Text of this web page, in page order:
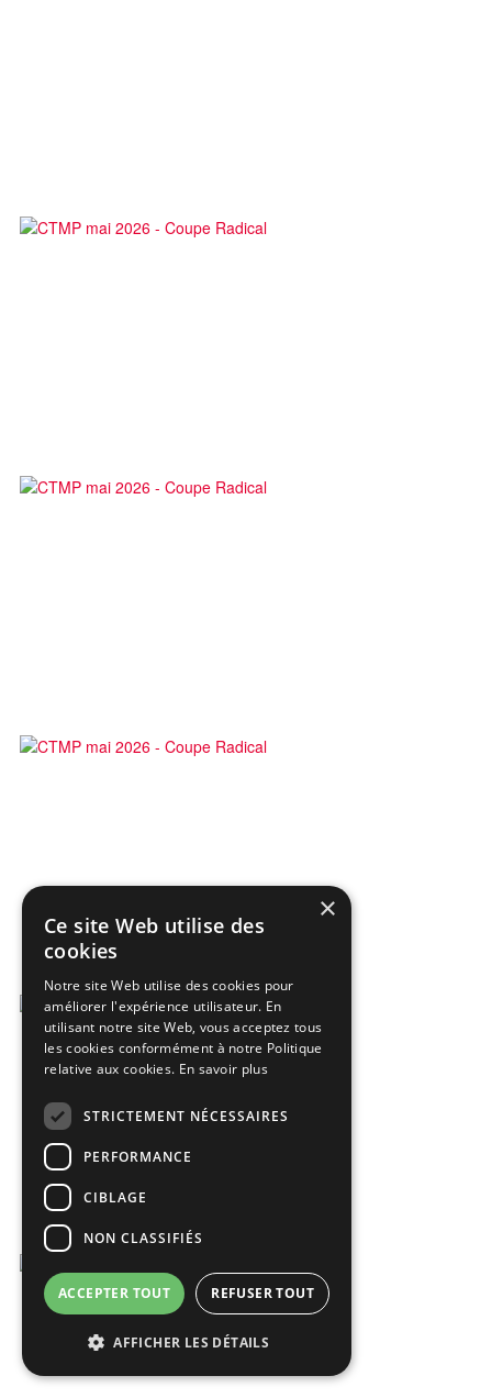
×
Ce site Web utilise des
cookies
Notre site Web utilise des cookies pour
améliorer l'expérience utilisateur. En
utilisant notre site Web, vous acceptez tous
les cookies conformément à notre Politique
relative aux cookies. En savoir plus
STRICTEMENT NÉCESSAIRES
PERFORMANCE
CIBLAGE
NON CLASSIFIÉS
ACCEPTER TOUT REFUSER TOUT
AFFICHER LES DÉTAILS